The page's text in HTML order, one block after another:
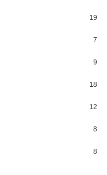
19
7
9
18
12
8
8